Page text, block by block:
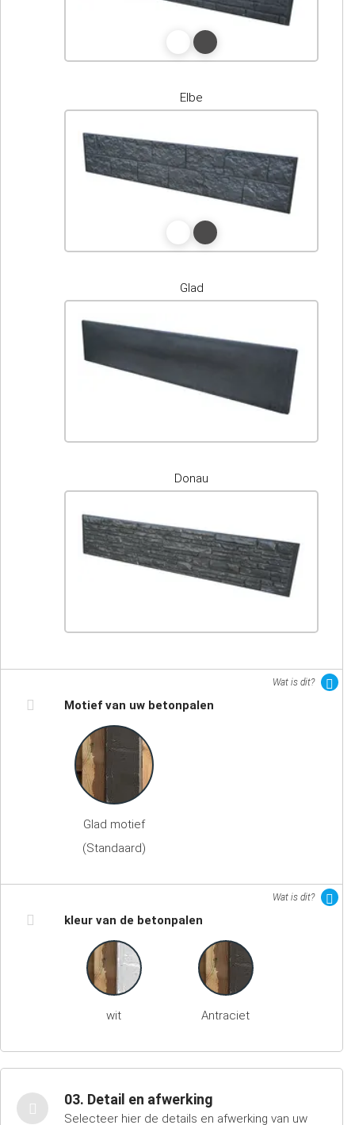
Elbe
Glad
Donau
Wat is dit?
Motief van uw betonpalen
Glad motief
(Standaard)
Wat is dit?
kleur van de betonpalen
wit Antraciet
03. Detail en afwerking
Selecteer hier de details en afwerking van uw